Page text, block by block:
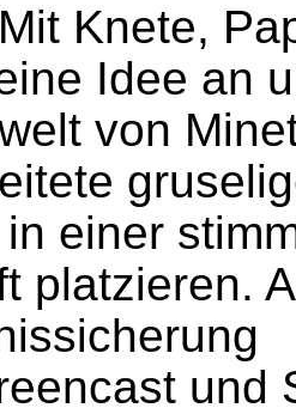
Knete,
Idee an
von
einer
platzieren.
und